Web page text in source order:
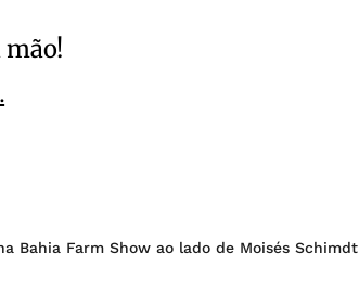
Bahia Farm Show ao lado de Moisés Schimdt